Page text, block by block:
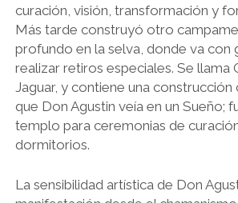
curación, visión, transformación y
Más tarde construyó otro
profundo en la selva, donde va con
realizar retiros especiales. Se llama
Jaguar, y contiene una construcción
que Don Agustin veía en un Sueño;
templo para ceremonias de
dormitorios.
La sensibilidad artística de Don